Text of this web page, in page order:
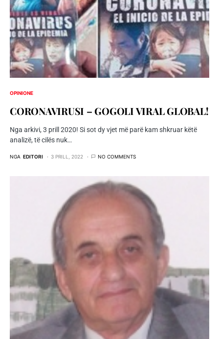
OPINIONE
CORONAVIRUSI – GOGOLI VIRAL GLOBAL!
Nga arkivi, 3 prill 2020! Si sot dy vjet më parë kam shkruar këtë
analizë, të cilës nuk…
NGA EDITORI 3 PRILL, 2022 NO COMMENTS